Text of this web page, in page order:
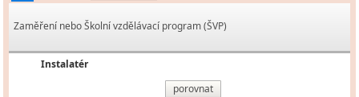
Zaměření nebo Školní vzdělávací program (ŠVP)
Instalatér
porovnat